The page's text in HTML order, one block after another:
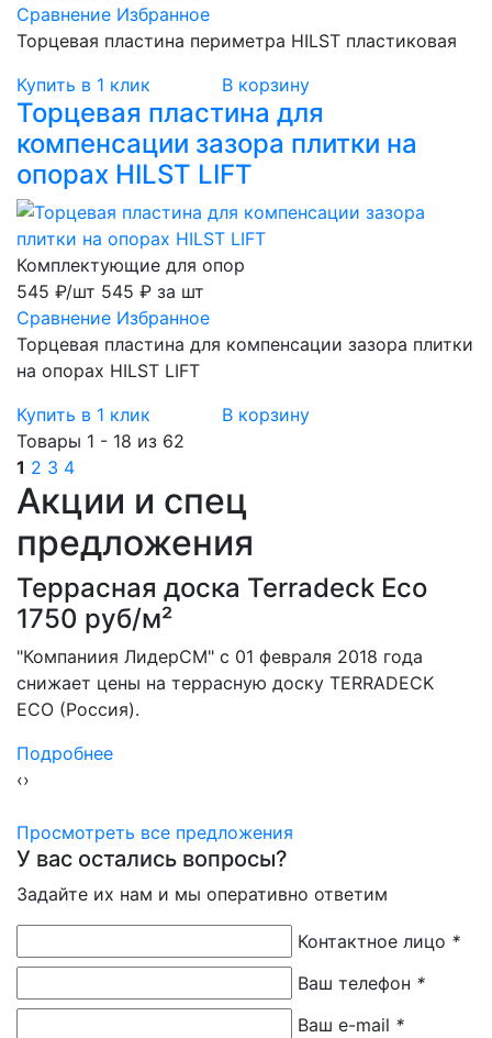
Сравнение Избранное
Торцевая пластина периметра HILST пластиковая
Купить в 1 клик
В корзину
Торцевая пластина для
компенсации зазора плитки на
опорах HILST LIFT
Комплектующие для опор
545 ₽/шт 545 ₽ за шт
Сравнение Избранное
Торцевая пластина для компенсации зазора плитки
на опорах HILST LIFT
Купить в 1 клик
В корзину
Товары 1 - 18 из 62
1 2 3 4
Акции и спец
предложения
Террасная доска Terradeck Eco
1750 руб/м²
"Компаниия ЛидерСМ" с 01 февраля 2018 года
снижает цены на террасную доску TERRADECK
ECO (Россия).
Подробнее
‹›
Просмотреть все предложения
У вас остались вопросы?
Задайте их нам и мы оперативно ответим
Контактное лицо *
Ваш телефон *
Ваш e-mail *